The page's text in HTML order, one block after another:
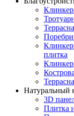
плитка
Натуральный
3D
Плитка